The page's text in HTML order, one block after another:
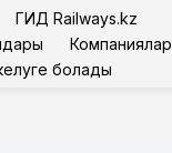
ГИД Railways.kz
Компаниялар
болады